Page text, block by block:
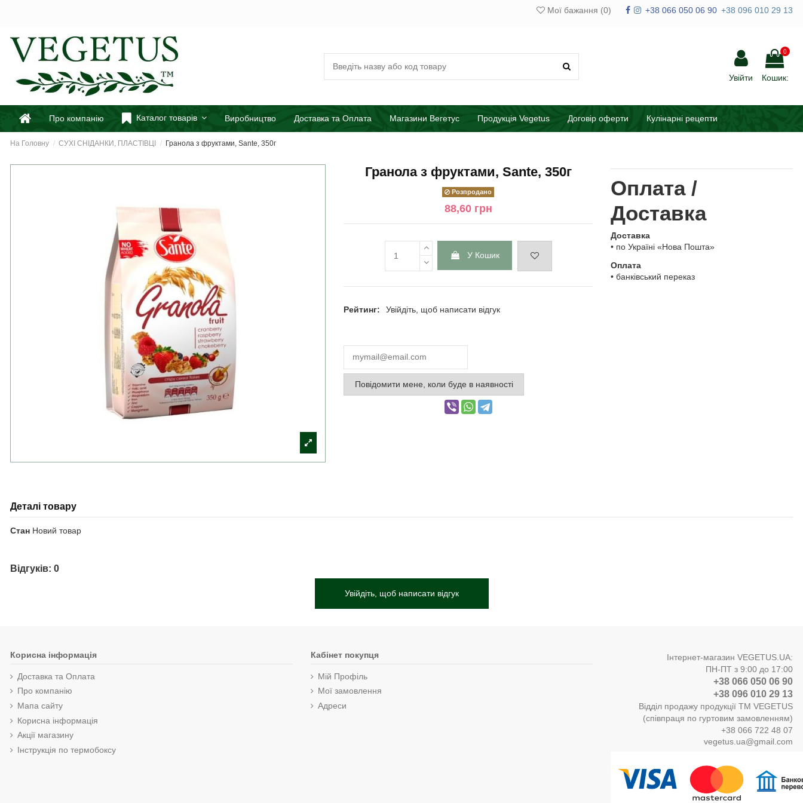
Мої бажання (0) +38 066 050 06 90 +38 096 010 29 13
Увійти
0
Кошик:
Про компанію Каталог товарів Виробництво Доставка та Оплата Магазини Вегетус Продукція Vegetus Договір оферти Кулінарні рецепти
На Головну СУХІ СНІДАНКИ, ПЛАСТІВЦІ Гранола з фруктами, Sante, 350г
Гранола з фруктами, Sante, 350г
Розпродано
88,60 грн
У Кошик
Рейтинг: Увійдіть, щоб написати відгук
Повідомити мене, коли буде в наявності
Оплата /
Доставка
Доставка
• по Україні «Нова Пошта»
Оплата
• банківський переказ
Деталі товару
Стан Новий товар
Відгуків: 0
Увійдіть, щоб написати відгук
Корисна інформація
Доставка та Оплата
Про компанію
Мапа сайту
Корисна інформація
Акції магазину
Інструкція по термобоксу
Кабінет покупця
Мій Профіль
Мої замовлення
Адреси
Інтернет-магазин VEGETUS.UA:
ПН-ПТ з 9:00 до 17:00
+38 066 050 06 90
+38 096 010 29 13
Відділ продажу продукції ТМ VEGETUS
(співпраця по гуртовим замовленням)
+38 066 722 48 07
vegetus.ua@gmail.com